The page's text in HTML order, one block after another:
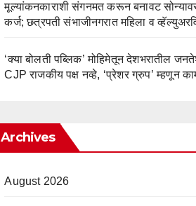
मूल्यांकनकाराशी संगनमत करून बनावट
कर्ज; छत्रपती संभाजीनगरात महिला व
‘क्या बोलती पब्लिक’ मोहिमेतून देशभरातील
CJP राजकीय पक्ष नव्हे, ‘प्रेशर ग्रुप’ म्हणून
Archives
August 2026